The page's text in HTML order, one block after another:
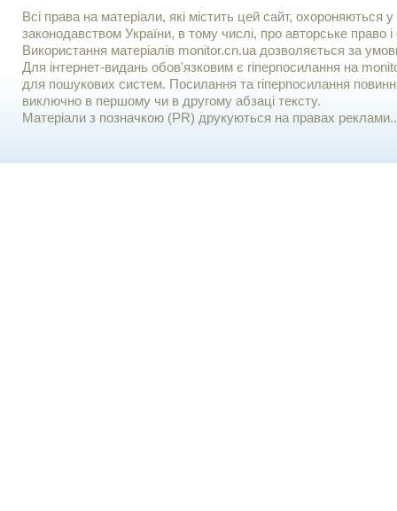
Всі права на матеріали, які містить цей сайт, охороняються у
законодавством України, в тому числі, про авторське право і
Використання матерiалiв monitor.cn.ua дозволяється за
Для iнтернет-видань обов'язковим є гiперпосилання на
для пошукових систем. Посилання та гіперпосилання
виключно в першому чи в другому абзаці тексту.
Матеріали з позначкою (PR) друкуються на правах реклами..